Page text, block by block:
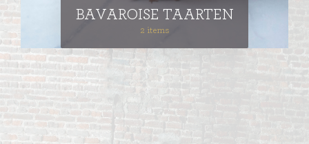
BAVAROISE TAARTEN
2 items